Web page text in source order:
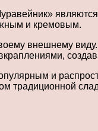
и кремовым.
внешнему
и
традиционной